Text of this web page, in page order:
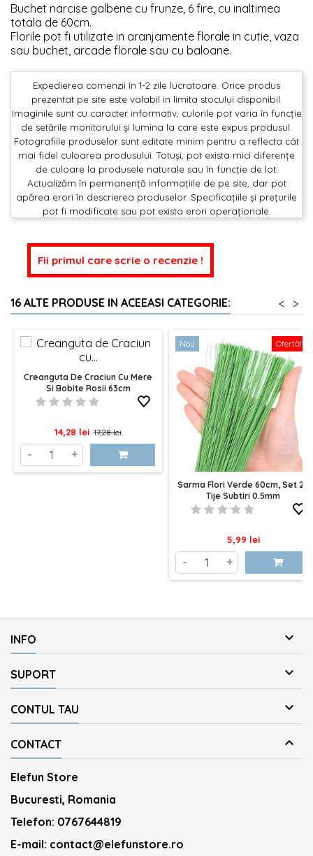
Buchet narcise galbene cu frunze, 6 fire, cu inaltimea
totala de 60cm.
Florile pot fi utilizate in aranjamente florale in cutie, vaza
sau buchet, arcade florale sau cu baloane.
Expedierea comenzii în 1-2 zile lucratoare. Orice produs
prezentat pe site este valabil in limita stocului disponibil.
Imaginile sunt cu caracter informativ, culorile pot varia în funcție
de setările monitorului și lumina la care este expus produsul.
Fotografiile produselor sunt editate minim pentru a reflecta cât
mai fidel culoarea produsului. Totuși, pot exista mici diferențe
de culoare la produsele naturale sau în funcție de lot.
Actualizăm în permanență informațiile de pe site, dar pot
apărea erori în descrierea produselor. Specificațiile și prețurile
pot fi modificate sau pot exista erori operaționale.
Fii primul care scrie o recenzie !
16 ALTE PRODUSE IN ACEEASI CATEGORIE: >
<
Creanguta De Craciun Cu Mere
Si Bobite Rosii 63cm
Pret
14,28 lei Pret
baza
17,28 lei
- +
Nou Ofertă!
Sarma Flori Verde 60cm, Set 20
Tije Subtiri 0.5mm
Pret
5,99 lei
- +
INFO 
SUPORT 
CONTUL TAU 
CONTACT 
Elefun Store
Bucuresti, Romania
Telefon: 0767644819
E-mail: contact@elefunstore.ro